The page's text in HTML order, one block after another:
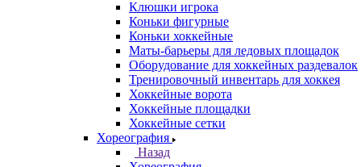
Клюшки игрока
Коньки фигурные
Коньки хоккейные
Маты-барьеры для ледовых площадок
Оборудование для хоккейных раздевалок
Тренировочный инвентарь для хоккея
Хоккейные ворота
Хоккейные площадки
Хоккейные сетки
Хореография
Назад